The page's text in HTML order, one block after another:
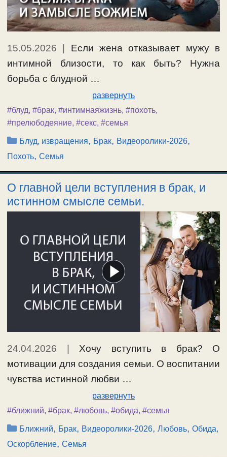
15.05.2026
Если жена отказывает мужу в
интимной близости, то как быть? Нужна
борьба с блудной …
развернуть
#блуд, #брак, #интимнаяжизнь, #похоть,
#прелюбодеяние, #секс, #семья
Рубрики
Блуд, извращения, Брак, Видеоролики-2026,
Похоть, Семья
О главной цели вступления в брак, и
истинном смысле семьи.
24.04.2026
Хочу вступить в брак? О
мотивации для создания семьи. О воспитании
чувства истинной любви …
развернуть
#ближний, #брак, #любовь, #обида, #семья
Рубрики
Ближний, Брак, Видеоролики-2026,Любовь,Обида,
Оскорбление, Семья